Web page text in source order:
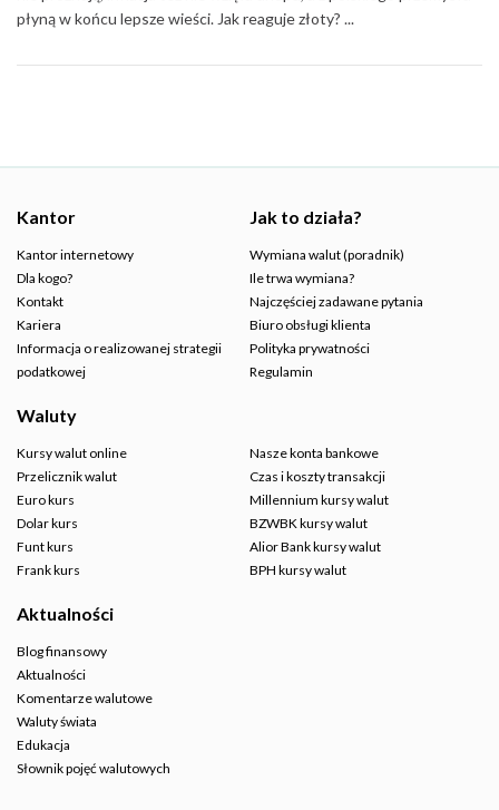
płyną w końcu lepsze wieści. Jak reaguje złoty? ...
Kantor
Kantor internetowy
Dla kogo?
Kontakt
Kariera
Informacja o realizowanej strategii
podatkowej
Jak to działa?
Wymiana walut (poradnik)
Ile trwa wymiana?
Najczęściej zadawane pytania
Biuro obsługi klienta
Polityka prywatności
Regulamin
Waluty
Kursy walut online
Przelicznik walut
Euro kurs
Dolar kurs
Funt kurs
Frank kurs
Nasze konta bankowe
Czas i koszty transakcji
Millennium kursy walut
BZWBK kursy walut
Alior Bank kursy walut
BPH kursy walut
Aktualności
Blog finansowy
Aktualności
Komentarze walutowe
Waluty świata
Edukacja
Słownik pojęć walutowych